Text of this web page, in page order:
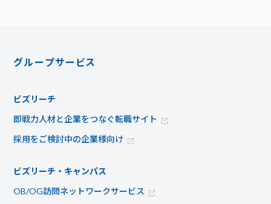
グループサービス
ビズリーチ
即戦力人材と企業をつなぐ転職サイト
採用をご検討中の企業様向け
ビズリーチ・キャンパス
OB/OG訪問ネットワークサービス